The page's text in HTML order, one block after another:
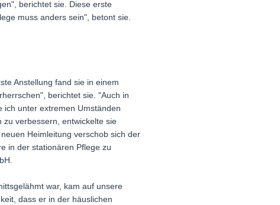
berichtet sie. Diese erste
muss anders sein", betont sie.
Anstellung fand sie in einem
berichtet sie. "Auch in
ich unter extremen Umständen
verbessern, entwickelte sie
Heimleitung verschob sich der
in der stationären Pflege zu
war, kam auf unsere
dass er in der häuslichen